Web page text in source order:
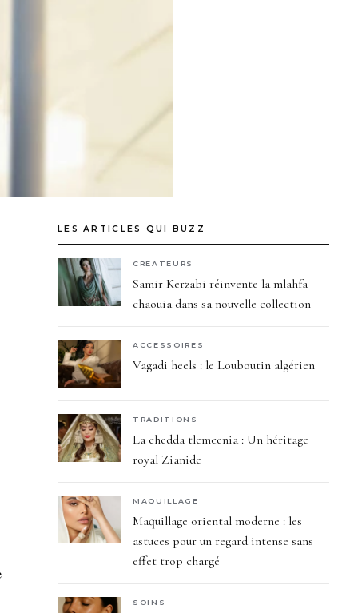
LES ARTICLES QUI BUZZ
CREATEURS
Samir Kerzabi réinvente la mlahfa
chaouia dans sa nouvelle collection
ACCESSOIRES
Vagadi heels : le Louboutin algérien
TRADITIONS
La chedda tlemcenia : Un héritage
royal Zianide
MAQUILLAGE
Maquillage oriental moderne : les
astuces pour un regard intense sans
effet trop chargé
SOINS